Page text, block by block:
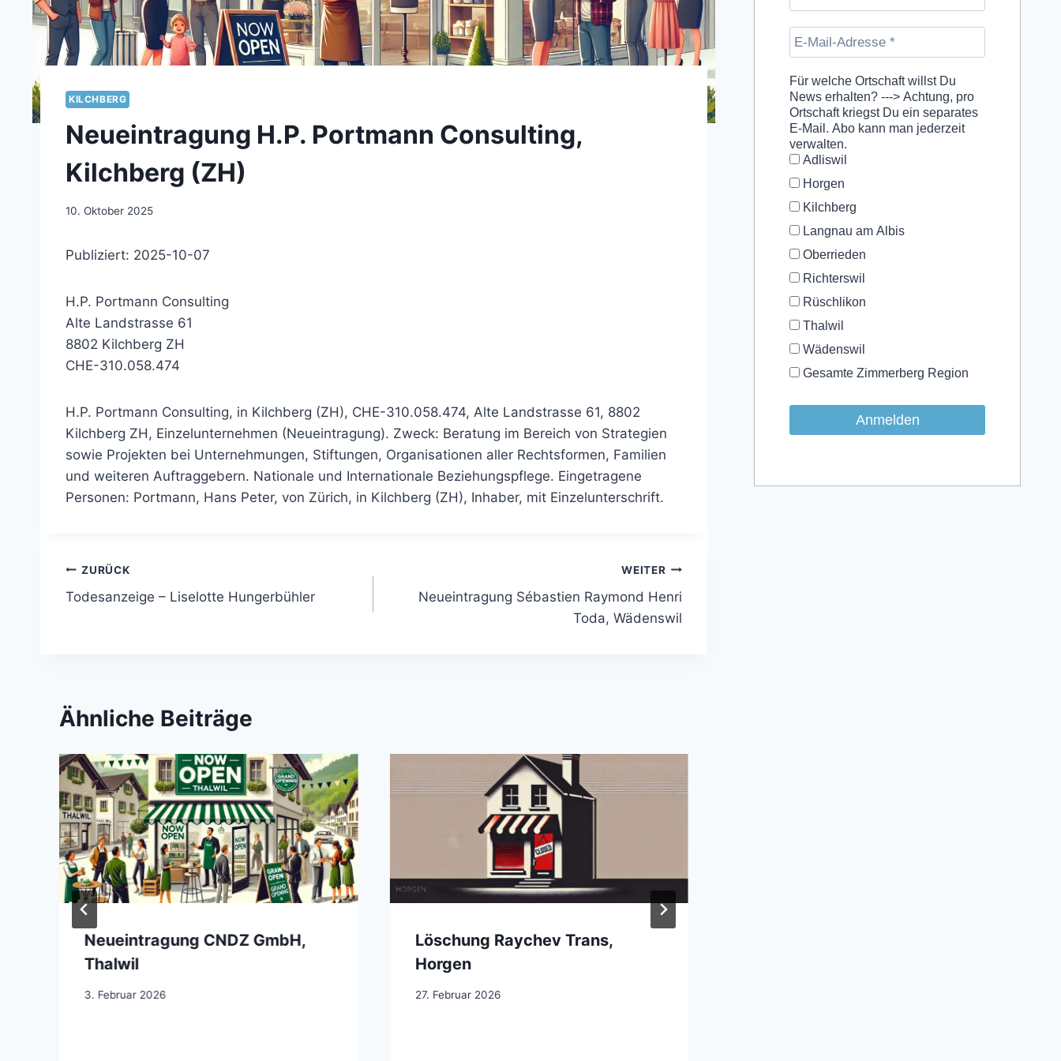
KILCHBERG
Neueintragung H.P. Portmann Consulting,
Kilchberg (ZH)
10. Oktober 2025
Publiziert: 2025-10-07
H.P. Portmann Consulting
Alte Landstrasse 61
8802 Kilchberg ZH
CHE-310.058.474
H.P. Portmann Consulting, in Kilchberg (ZH), CHE-310.058.474, Alte Landstrasse 61, 8802
Kilchberg ZH, Einzelunternehmen (Neueintragung). Zweck: Beratung im Bereich von Strategien
sowie Projekten bei Unternehmungen, Stiftungen, Organisationen aller Rechtsformen, Familien
und weiteren Auftraggebern. Nationale und Internationale Beziehungspflege. Eingetragene
Personen: Portmann, Hans Peter, von Zürich, in Kilchberg (ZH), Inhaber, mit Einzelunterschrift.
Beitragsnavigation
ZURÜCK
Todesanzeige – Liselotte Hungerbühler
WEITER
Neueintragung Sébastien Raymond Henri
Toda, Wädenswil
Ähnliche Beiträge
Neueintragung CNDZ GmbH,
Thalwil
3. Februar 2026
Löschung Raychev Trans,
Horgen
27. Februar 2026
Für welche Ortschaft willst Du
News erhalten? ---> Achtung, pro
Ortschaft kriegst Du ein separates
E-Mail. Abo kann man jederzeit
verwalten.
Adliswil
Horgen
Kilchberg
Langnau am Albis
Oberrieden
Richterswil
Rüschlikon
Thalwil
Wädenswil
Gesamte Zimmerberg Region